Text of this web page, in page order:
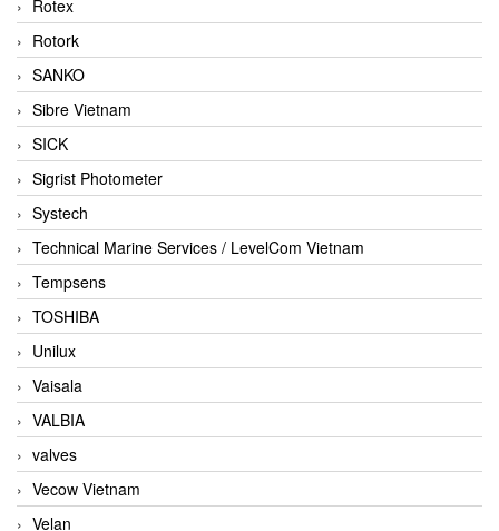
Rotex
Rotork
SANKO
Sibre Vietnam
SICK
Sigrist Photometer
Systech
Technical Marine Services / LevelCom Vietnam
Tempsens
TOSHIBA
Unilux
Vaisala
VALBIA
valves
Vecow Vietnam
Velan